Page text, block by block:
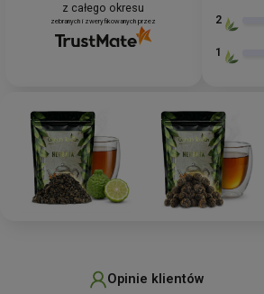
z całego okresu
zebranych i zweryfikowanych przez 2
1
Opinie klientów